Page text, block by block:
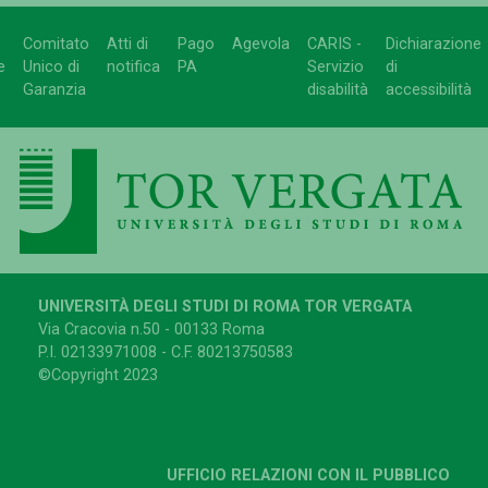
Comitato
Unico di
Garanzia
Atti di
notifica
Pago
PA
Agevola
CARIS -
Servizio
disabilità
Dichiarazione
di
accessibilità
UNIVERSITÀ DEGLI STUDI DI ROMA TOR VERGATA
Via Cracovia n.50 - 00133 Roma
P.I. 02133971008 - C.F. 80213750583
©Copyright 2023
UFFICIO RELAZIONI CON IL PUBBLICO